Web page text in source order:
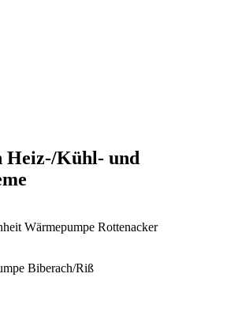
Heiz-/Kühl- und
Wärmepumpe Rottenacker
Biberach/Riß